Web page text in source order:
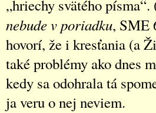
„hriechy svätého písma“.
nebude v poriadku, SME
hovorí, že i kresťania (a
také problémy ako dnes
kedy sa odohrala tá
ja veru o nej neviem.